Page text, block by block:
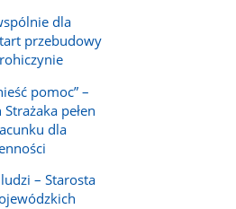
dla
przebudowy
pomoc” –
pełen
dla
– Starosta